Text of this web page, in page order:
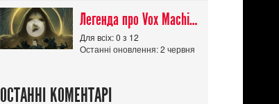
Легенда про Vox Machina The Legend of Vox Machina (Сезон 4)
Для всіх: 0 з 12
Останні оновлення: 2 червня
ОСТАННІ КОМЕНТАРІ